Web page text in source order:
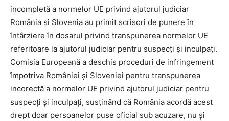
România și Slovenia au primit scrisori de punere în
întârziere în dosarul privind transpunerea normelor UE
referitoare la ajutorul judiciar pentru suspecți și inculpați.
Comisia Europeană a deschis proceduri de infringement
împotriva României și Sloveniei pentru transpunerea
incorectă a normelor UE privind ajutorul judiciar pentru
suspecți și inculpați, susținând că România acordă acest
drept doar persoanelor puse oficial sub acuzare, nu și